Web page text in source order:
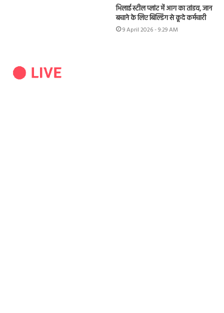
भिलाई स्टील प्लांट में आग का तांडव, जान
बचाने के लिए बिल्डिंग से कूदे कर्मचारी
9 April 2026 - 9:29 AM